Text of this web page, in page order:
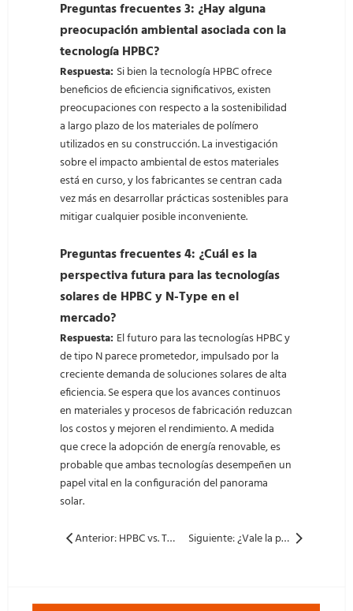
Preguntas frecuentes 3: ¿Hay alguna
preocupación ambiental asociada con la
tecnología HPBC?
Respuesta: Si bien la tecnología HPBC ofrece
beneficios de eficiencia significativos, existen
preocupaciones con respecto a la sostenibilidad
a largo plazo de los materiales de polímero
utilizados en su construcción. La investigación
sobre el impacto ambiental de estos materiales
está en curso, y los fabricantes se centran cada
vez más en desarrollar prácticas sostenibles para
mitigar cualquier posible inconveniente.
Preguntas frecuentes 4: ¿Cuál es la
perspectiva futura para las tecnologías
solares de HPBC y N-Type en el
mercado?
Respuesta: El futuro para las tecnologías HPBC y
de tipo N parece prometedor, impulsado por la
creciente demanda de soluciones solares de alta
eficiencia. Se espera que los avances continuos
en materiales y procesos de fabricación reduzcan
los costos y mejoren el rendimiento. A medida
que crece la adopción de energía renovable, es
probable que ambas tecnologías desempeñen un
papel vital en la configuración del panorama
solar.
Anterior: HPBC vs. TopCon: Comprensión de la próxima generación de tecnologías solares Siguiente: ¿Vale la pena tener almacenamiento de batería con Solar Panel S?